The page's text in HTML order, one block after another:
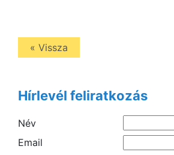
« Vissza
Hírlevél feliratkozás
Név
Email